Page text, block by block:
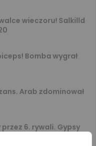
wieczoru! Salkilld
Bomba wygrał
Arab zdominował
przez 6. rywali. Gypsy